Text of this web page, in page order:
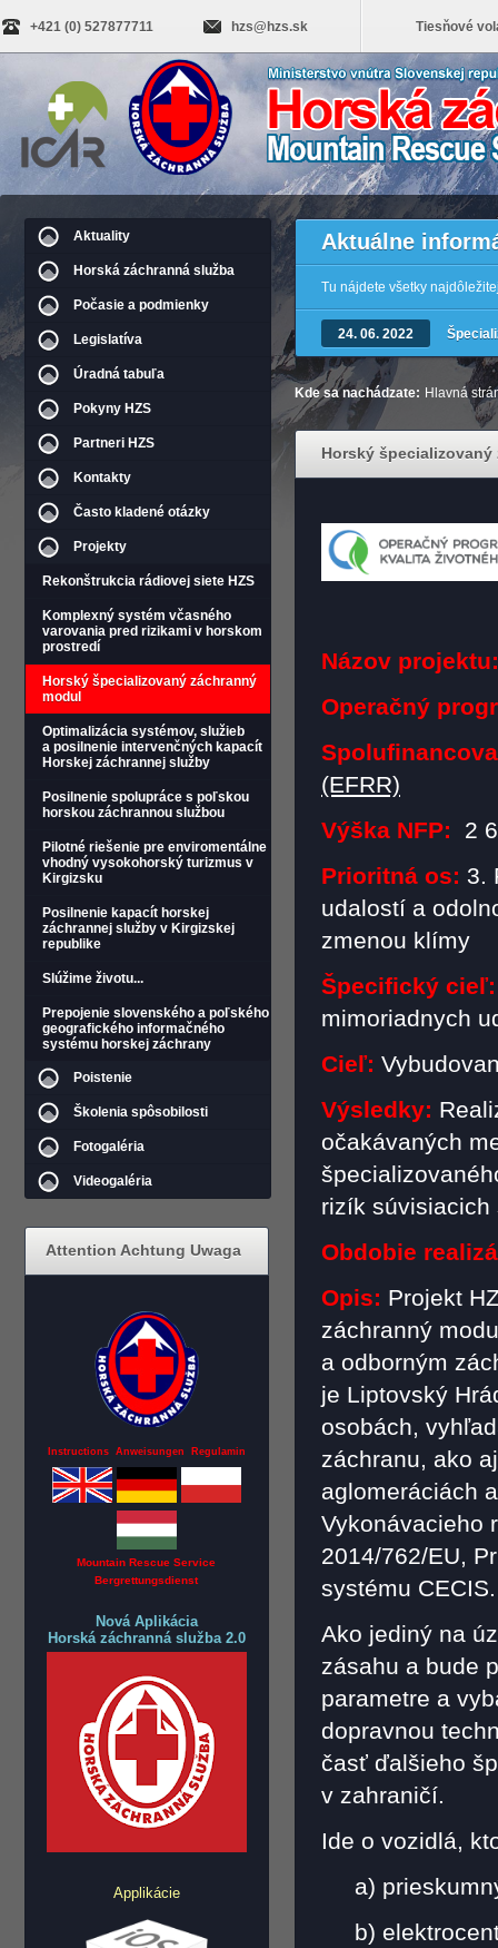
+421 (0) 527877711 hzs@hzs.sk Tiesňové
Aktuality
Horská záchranná služba
Počasie a podmienky
Legislatíva
Úradná tabuľa
Pokyny HZS
Partneri HZS
Kontakty
Často kladené otázky
Projekty
Rekonštrukcia rádiovej siete HZS
Komplexný systém včasného
varovania pred rizikami v horskom
prostredí
Horský špecializovaný záchranný
modul
Optimalizácia systémov, služieb
a posilnenie intervenčných kapacít
Horskej záchrannej služby
Posilnenie spolupráce s poľskou
horskou záchrannou službou
Pilotné riešenie pre enviromentálne
vhodný vysokohorský turizmus v
Kirgizsku
Posilnenie kapacít horskej
záchrannej služby v Kirgizskej
republike
Slúžime životu...
Prepojenie slovenského a poľského
geografického informačného
systému horskej záchrany
Poistenie
Školenia spôsobilosti
Fotogaléria
Videogaléria
Attention Achtung Uwaga
Instructions Anweisungen Regulamin
Mountain Rescue Service
Bergrettungsdienst
Nová Aplikácia
Horská záchranná služba 2.0
Applikácie
Aktuálne
Tu nájdete všetky
24. 06. 2022
Kde sa nachádzate: Hlavná
Horský
Názov projektu:
Operačný
(EFRR)
Výška NFP: 2
Prioritná os: 3.
udalostí a
zmenou klímy
Špecifický cieľ:
mimoriadnych
Cieľ:
Výsledky:
očakávaných
rizík súvisiacich
Obdobie
Opis: Projekt
záchranný
a odborným
je Liptovský
osobách,
záchranu, ako
aglomeráciách
Vykonávacieho
2014/762/EU,
systému CECIS.
Ako jediný na
zásahu a bude
parametre a
dopravnou
časť ďalšieho
v zahraničí.
Ide o vozidlá,
a)
b)